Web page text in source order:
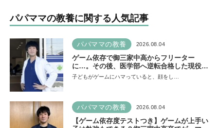
パパママの教養に関する人気記事
パパママの教養 2026.08.04
ゲーム依存で御三家中高からフリーター
に…。その後、医学部へ逆転合格した現役医
師が断言「ゲームの経験が受験勉強に役立っ
子どもがゲームにハマっていると、顔をし…
パパママの教養 2026.08.04
【ゲーム依存度テストつき】ゲームが上手い